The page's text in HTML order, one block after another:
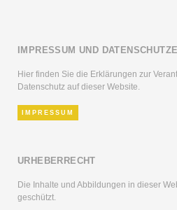
IMPRESSUM UND
Hier finden Sie die Erklärungen zur
Datenschutz auf dieser Website.
IMPRESSUM
URHEBERRECHT
Die Inhalte und Abbildungen in dieser
geschützt.